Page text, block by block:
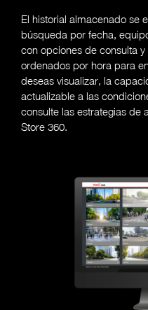
El historial almacenado se
búsqueda por fecha,
con opciones de consulta
ordenados por hora para
deseas visualizar, la
actualizable a las
consulte las estrategias de
Store 360.